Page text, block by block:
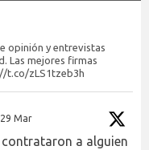
opinión y entrevistas
Las mejores firmas
t.co/zLS1tzeb3h
29 Mar
a alguien